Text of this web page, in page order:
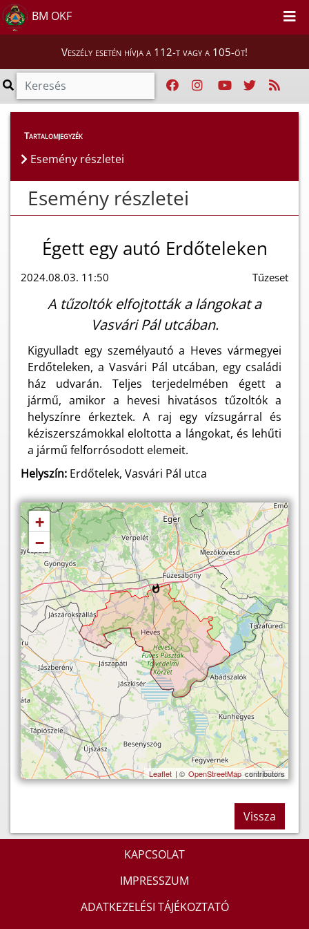
BM OKF
Veszély esetén hívja a 112-t vagy a 105-öt!
Esemény részletei
Tartalomjegyzék
Esemény részletei
Esemény részletei
Égett egy autó Erdőteleken
2024.08.03. 11:50 Tűzeset
A tűzoltók elfojtották a lángokat a
Vasvári Pál utcában.
Kigyulladt egy személyautó a Heves vármegyei
Erdőteleken, a Vasvári Pál utcában, egy családi
ház udvarán. Teljes terjedelmében égett a
jármű, amikor a hevesi hivatásos tűzoltók a
helyszínre érkeztek. A raj egy vízsugárral és
kéziszerszámokkal eloltotta a lángokat, és lehűti
a jármű felforrósodott elemeit.
Helyszín: Erdőtelek, Vasvári Pál utca
+
−
Leaflet | © OpenStreetMapcontributors
Vissza
KAPCSOLAT
IMPRESSZUM
ADATKEZELÉSI TÁJÉKOZTATÓ